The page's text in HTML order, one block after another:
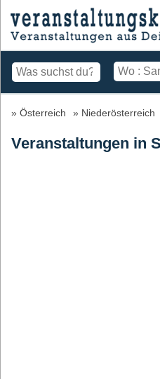
Österreich Niederösterreich
Veranstaltungen in